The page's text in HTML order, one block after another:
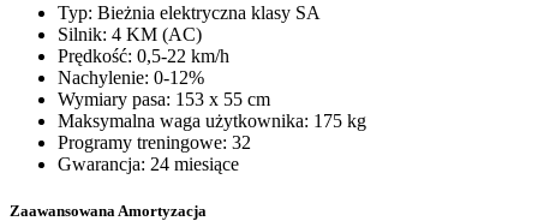
Typ: Bieżnia elektryczna klasy SA
Silnik: 4 KM (AC)
Prędkość: 0,5-22 km/h
Nachylenie: 0-12%
Wymiary pasa: 153 x 55 cm
Maksymalna waga użytkownika: 175 kg
Programy treningowe: 32
Gwarancja: 24 miesiące
Zaawansowana Amortyzacja